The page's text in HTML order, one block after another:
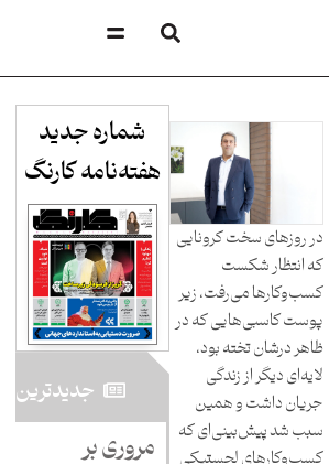
در روزهای سخت کرونایی
که انتظار شکست
کسب‌وکارها می‌رفت، زیر
پوست کاسبی‌هایی که در
ظاهر درشان تخته بود،
لایه‌ای دیگر از زندگی
جریان داشت و همین
سبب شد پیش‌بینی‌ای که
شماره جدید
هفته‌نامه کارنگ​
جدید‌ترین
مروری بر